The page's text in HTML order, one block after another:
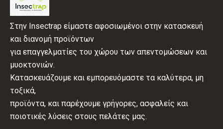
Στην Insectrap είμαστε αφοσιωμένοι στην κατασκευή
και διανομή προϊόντων
για επαγγελματίες του χώρου των απεντομώσεων και
μυοκτονιών.
Κατασκευάζουμε και εμπορευόμαστε τα καλύτερα, μη
τοξικά,
προϊόντα, και παρέχουμε γρήγορες, ασφαλείς και
ποιοτικές λύσεις στους πελάτες μας.